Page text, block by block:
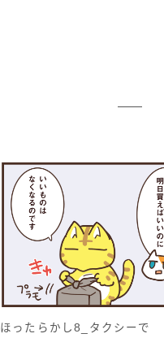
ほったらかし8_タクシーで